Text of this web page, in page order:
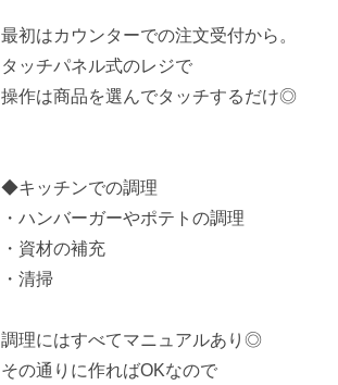
最初はカウンターでの注文受付から。
タッチパネル式のレジで
操作は商品を選んでタッチするだけ◎
◆キッチンでの調理
・ハンバーガーやポテトの調理
・資材の補充
・清掃
調理にはすべてマニュアルあり◎
その通りに作ればOKなので